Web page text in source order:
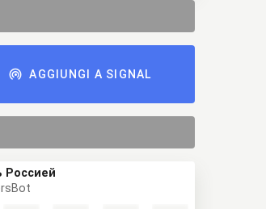
AGGIUNGI A SIGNAL
Россией